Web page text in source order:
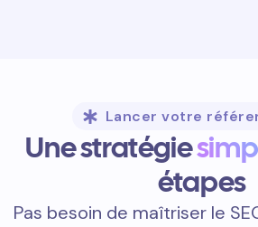
Lancer votre
Une stratégie
étapes
Pas besoin de maîtriser le